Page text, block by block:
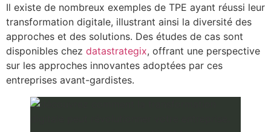
Il existe de nombreux exemples de TPE ayant réussi leur
transformation digitale, illustrant ainsi la diversité des
approches et des solutions. Des études de cas sont
disponibles chez datastrategix, offrant une perspective
sur les approches innovantes adoptées par ces
entreprises avant-gardistes.